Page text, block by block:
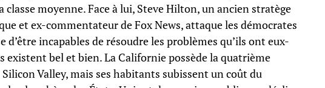
classe moyenne. Face à lui, Steve Hilton, un ancien stratège
et ex-commentateur de Fox News, attaque les démocrates
d’être incapables de résoudre les problèmes qu’ils ont eux-
existent bel et bien. La Californie possède la quatrième
Valley, mais ses habitants subissent un coût du